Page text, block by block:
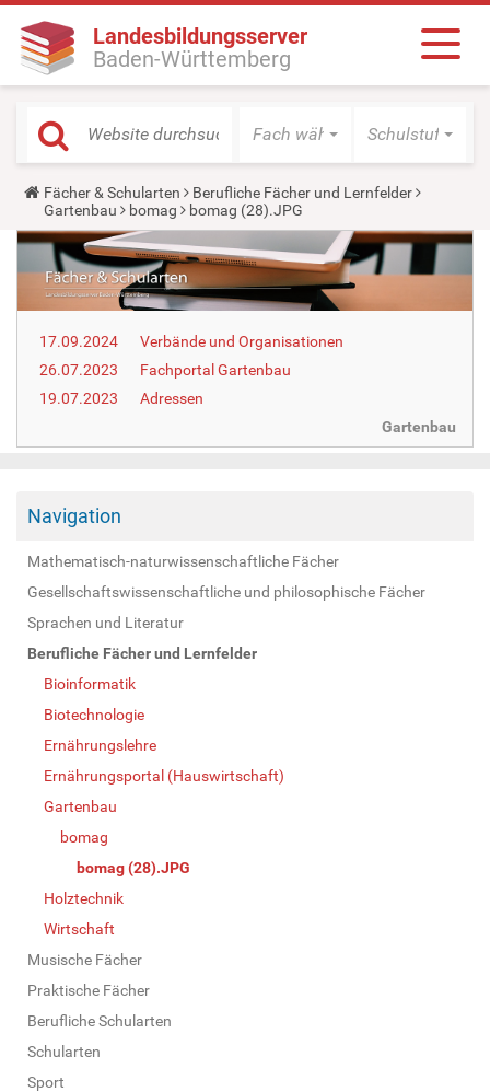
Landesbildungsserver
Baden-Württemberg
Fach wählen Schulstufe
Y
o
u
a
e
h
e
e
:
Fächer & Schularten
Berufliche Fächer und Lernfelder
Gartenbau
bomag bomag (28).JPG
17.09.2024
Verbände und Organisationen
26.07.2023
Fachportal Gartenbau
19.07.2023
Adressen
Gartenbau
Navigation
Mathematisch-naturwissenschaftliche Fächer
Gesellschaftswissenschaftliche und philosophische Fächer
Sprachen und Literatur
Berufliche Fächer und Lernfelder
Bioinformatik
Biotechnologie
Ernährungslehre
Ernährungsportal (Hauswirtschaft)
Gartenbau
bomag
bomag (28).JPG
Holztechnik
Wirtschaft
Musische Fächer
Praktische Fächer
Berufliche Schularten
Schularten
Sport